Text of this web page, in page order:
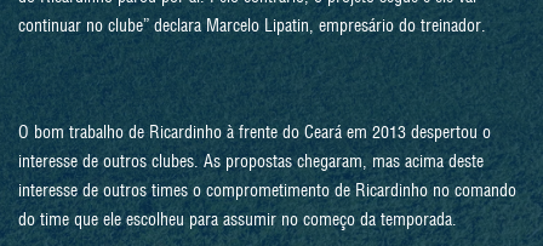
continuar no clube” declara Marcelo Lipatin, empresário do treinador.
O bom trabalho de Ricardinho à frente do Ceará em 2013 despertou o
interesse de outros clubes. As propostas chegaram, mas acima deste
interesse de outros times o comprometimento de Ricardinho no comando
do time que ele escolheu para assumir no começo da temporada.